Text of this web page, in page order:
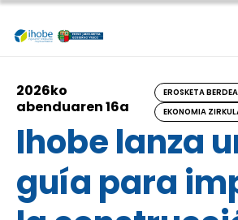
Skip to main content
2026ko
abenduaren 16a
EROSKETA BERDEA
EKONOMIA
Ihobe lanza
guía para